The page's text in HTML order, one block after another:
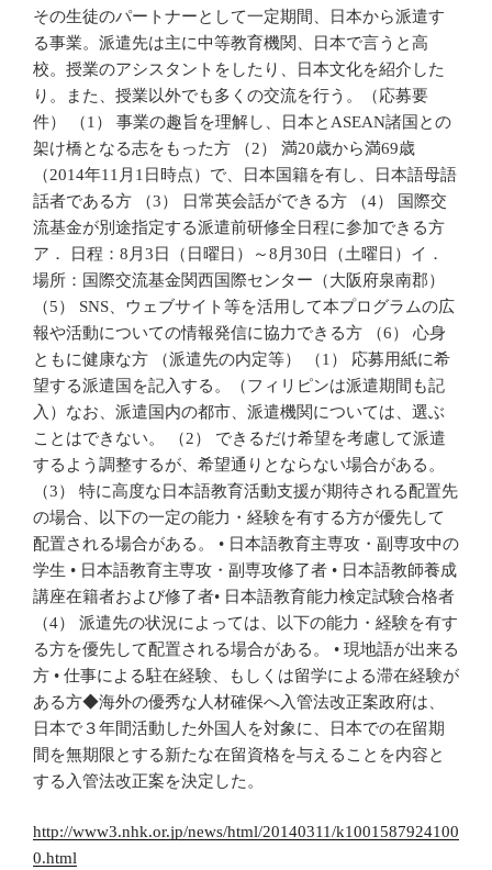
その生徒のパートナーとして一定期間、日本から派遣す
る事業。派遣先は主に中等教育機関、日本で言うと高
校。授業のアシスタントをしたり、日本文化を紹介した
り。また、授業以外でも多くの交流を行う。（応募要
件） （1） 事業の趣旨を理解し、日本とASEAN諸国との
架け橋となる志をもった方 （2） 満20歳から満69歳
（2014年11月1日時点）で、日本国籍を有し、日本語母語
話者である方 （3） 日常英会話ができる方 （4） 国際交
流基金が別途指定する派遣前研修全日程に参加できる方
ア． 日程：8月3日（日曜日）～8月30日（土曜日）イ．
場所：国際交流基金関西国際センター（大阪府泉南郡）
（5） SNS、ウェブサイト等を活用して本プログラムの広
報や活動についての情報発信に協力できる方 （6） 心身
ともに健康な方 （派遣先の内定等） （1） 応募用紙に希
望する派遣国を記入する。（フィリピンは派遣期間も記
入）なお、派遣国内の都市、派遣機関については、選ぶ
ことはできない。 （2） できるだけ希望を考慮して派遣
するよう調整するが、希望通りとならない場合がある。
（3） 特に高度な日本語教育活動支援が期待される配置先
の場合、以下の一定の能力・経験を有する方が優先して
配置される場合がある。 • 日本語教育主専攻・副専攻中の
学生 • 日本語教育主専攻・副専攻修了者 • 日本語教師養成
講座在籍者および修了者• 日本語教育能力検定試験合格者
（4） 派遣先の状況によっては、以下の能力・経験を有す
る方を優先して配置される場合がある。 • 現地語が出来る
方 • 仕事による駐在経験、もしくは留学による滞在経験が
ある方◆海外の優秀な人材確保へ入管法改正案政府は、
日本で３年間活動した外国人を対象に、日本での在留期
間を無期限とする新たな在留資格を与えることを内容と
する入管法改正案を決定した。
http://www3.nhk.or.jp/news/html/20140311/k1001587924100
0.html